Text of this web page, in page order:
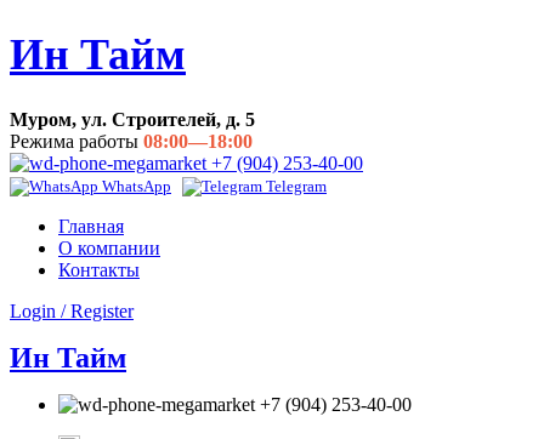
Ин Тайм
Муром, ул. Строителей, д. 5
Режима работы 08:00—18:00
+7 (904) 253-40-00
WhatsApp Telegram
Главная
О компании
Контакты
Login / Register
Ин Тайм
+7 (904) 253-40-00